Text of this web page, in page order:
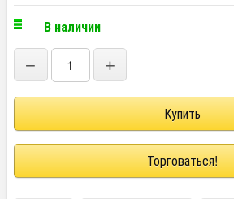
В наличии
− +
Торговаться!